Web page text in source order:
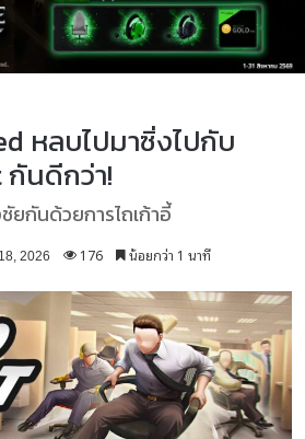
หลบไปมาซิ่งไปกับ
กันดีกว่า!
ยกันด้วยการไถเก้าอี้
2026 176 น้อยกว่า 1 นาที